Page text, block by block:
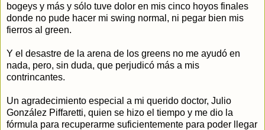
bogeys y más y sólo tuve dolor en mis cinco hoyos finales
donde no pude hacer mi swing normal, ni pegar bien mis
fierros al green.
Y el desastre de la arena de los greens no me ayudó en
nada, pero, sin duda, que perjudicó más a mis
contrincantes.
Un agradecimiento especial a mi querido doctor, Julio
González Piffaretti, quien se hizo el tiempo y me dio la
fórmula para recuperarme suficientemente para poder llegar